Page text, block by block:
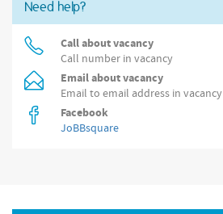
Need help?
Call about vacancy
Call number in vacancy
Email about vacancy
Email to email address in vacancy
Facebook
JoBBsquare